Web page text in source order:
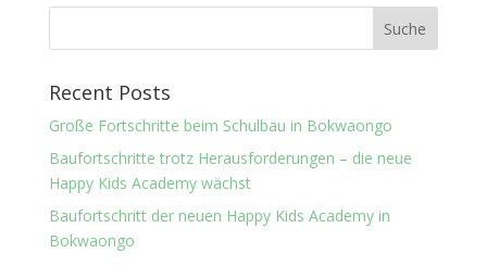
Recent Posts
Große Fortschritte beim Schulbau in Bokwaongo
Baufortschritte trotz Herausforderungen – die neue
Happy Kids Academy wächst
Baufortschritt der neuen Happy Kids Academy in
Bokwaongo